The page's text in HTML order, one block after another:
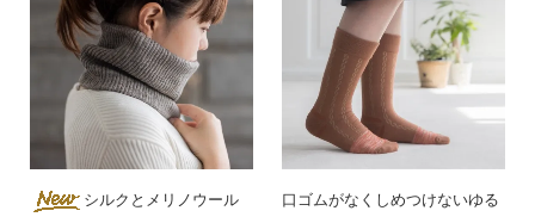
シルクとメリノウール
口ゴムがなくしめつけないゆる